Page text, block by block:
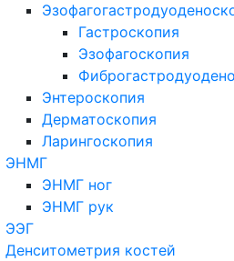
Гастроскопия
Эзофагоскопия
Энтероскопия
Дерматоскопия
Ларингоскопия
ЭНМГ
ЭНМГ ног
ЭНМГ рук
ЭЭГ
Денситометрия костей